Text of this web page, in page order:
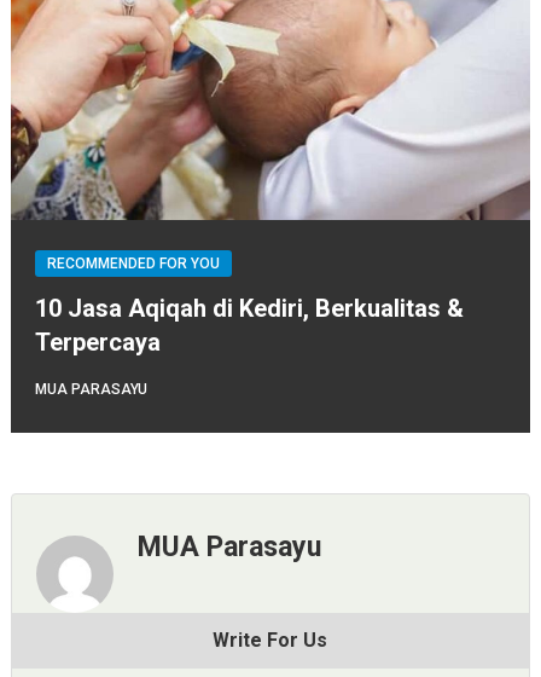
RECOMMENDED FOR YOU
10 Jasa Aqiqah di Kediri, Berkualitas &
Terpercaya
MUA PARASAYU
MUA Parasayu
Write For Us